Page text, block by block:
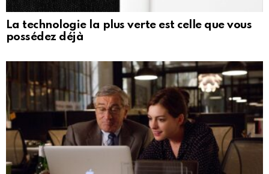
La technologie la plus verte est celle que vous
possédez déjà